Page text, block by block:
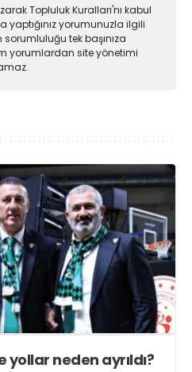
Topluluk Kuralları'nı kabul
yorumunuzla ilgili
tek başınıza
yorumlardan site yönetimi
yollar neden ayrıldı?